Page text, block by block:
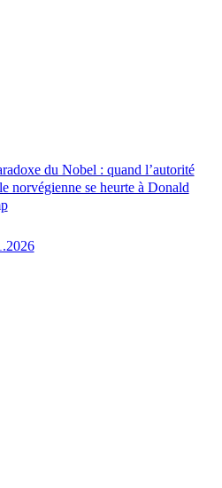
du Nobel : quand l’autorité
norvégienne se heurte à Donald